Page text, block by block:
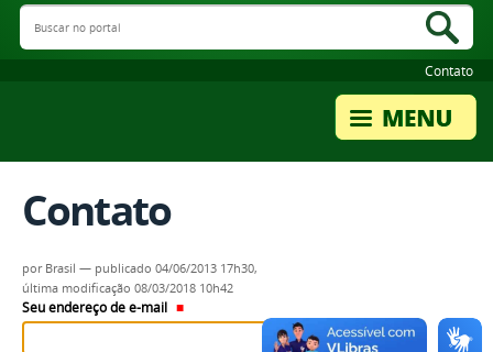
Buscar no portal
Contato
Contato
por Brasil — publicado 04/06/2013 17h30,
última modificação 08/03/2018 10h42
Seu endereço de e-mail